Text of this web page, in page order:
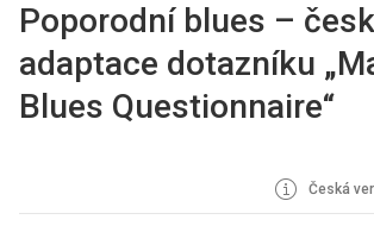
Poporodní blues –
adaptace dotazníku
Blues Questionnaire“
Česká